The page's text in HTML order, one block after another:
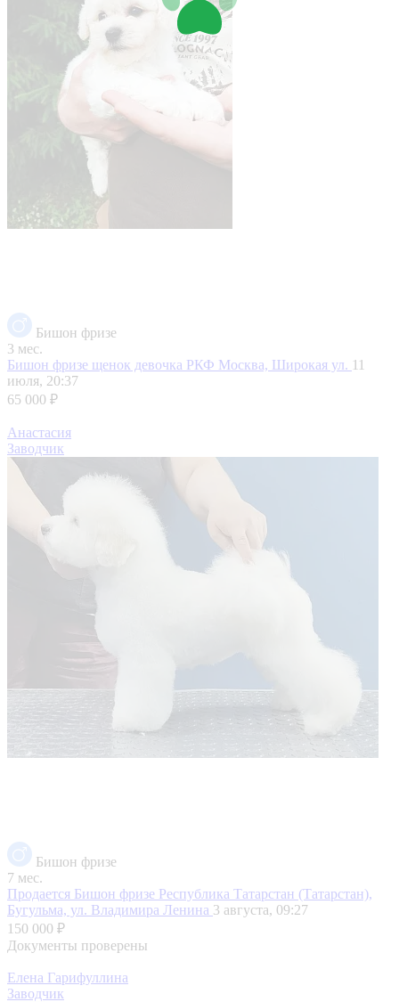
Бишон фризе
3 мес.
Бишон фризе щенок девочка РКФ Москва, Широкая ул. 11
июля, 20:37
65 000 ₽
Анастасия
Заводчик
Бишон фризе
7 мес.
Продается Бишон фризе Республика Татарстан (Татарстан),
Бугульма, ул. Владимира Ленина 3 августа, 09:27
150 000 ₽
Документы проверены
Елена Гарифуллина
Заводчик